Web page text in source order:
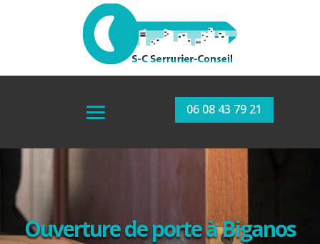
06 08 43 79 21
Ouverture de porte àBiganos